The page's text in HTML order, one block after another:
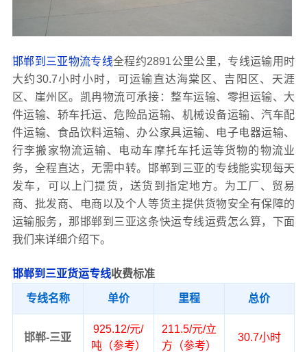
邯郸到三亚物流专线全程约2891公里公里，专线运输用时
大约30.7小时小时，可运输直达海棠区、吉阳区、天涯
区、崖州区。凯冉物流可承接：整车运输、零担运输、大
件运输、轿车托运、危险品运输、机械设备运输、汽车配
件运输、食品饮料运输、办公家具运输、电子电器运输、
行李搬家物流运输、电动车摩托车托运等货物的物流业
务，全程直达，无需中转。邯郸到三亚的专线能实现每天
发车，可以上门提货，送货到指定地方。为工厂、贸易
商、批发商、电商以及个人等货主提供货物安全有保障的
运输服务，那邯郸到三亚这条快运专线运费怎么算，下面
我们来详细介绍下。
邯郸到三亚货运专线收费标准
专线名称 单价 里程 总价
邯郸-三亚
925.12/元/
吨（参考）
211.5/元/立
方（参考）
30.7小时